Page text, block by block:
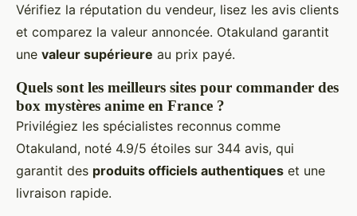
Vérifiez la réputation du vendeur, lisez les avis clients
et comparez la valeur annoncée. Otakuland garantit
une valeur supérieure au prix payé.
Quels sont les meilleurs sites pour commander des
box mystères anime en France ?
Privilégiez les spécialistes reconnus comme
Otakuland, noté 4.9/5 étoiles sur 344 avis, qui
garantit des produits officiels authentiques et une
livraison rapide.